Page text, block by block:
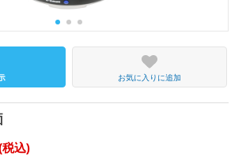
お気に入りに追加
税込)